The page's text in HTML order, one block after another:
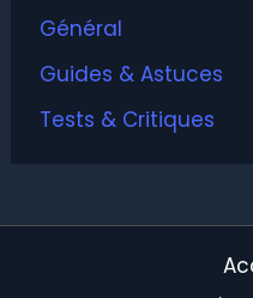
Général
Guides & Astuces
Tests & Critiques